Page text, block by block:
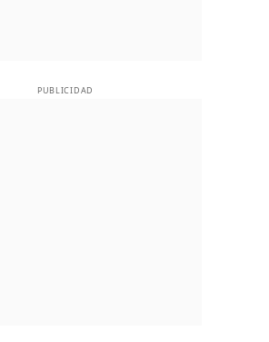
PUBLICIDAD